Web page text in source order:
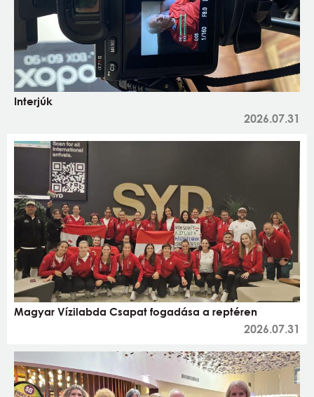
Interjúk
2026.07.31
Magyar Vízilabda Csapat fogadása a reptéren
2026.07.31